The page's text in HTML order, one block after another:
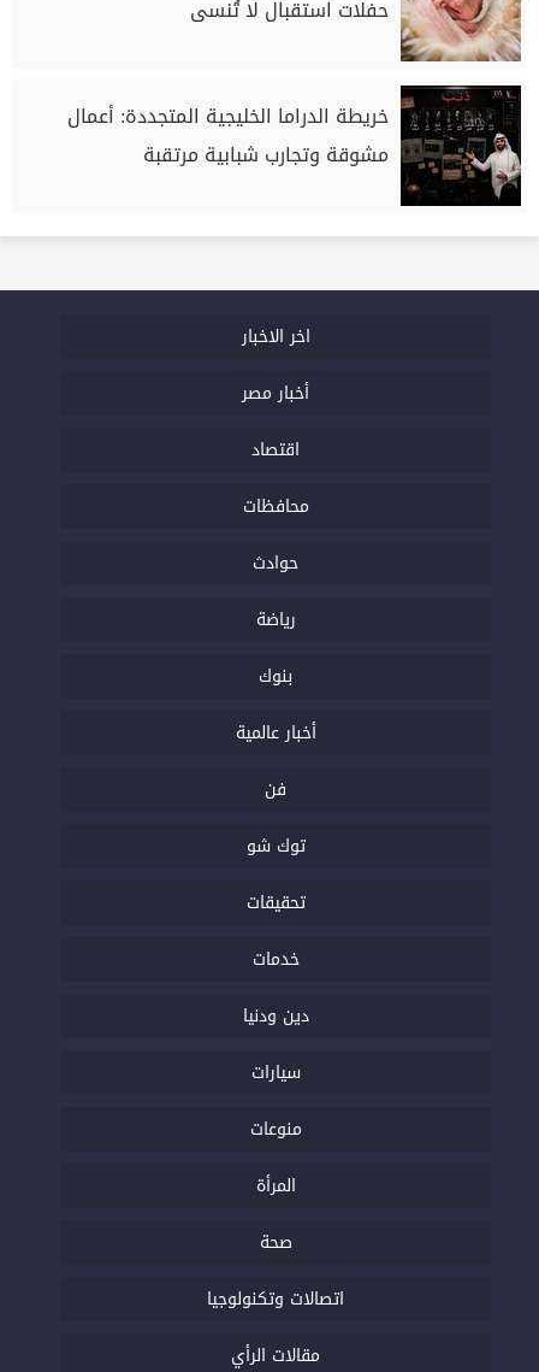
حفلات استقبال لا تُنسى
خريطة الدراما الخليجية المتجددة: أعمال
مشوقة وتجارب شبابية مرتقبة
اخر الاخبار
أخبار مصر
اقتصاد
محافظات
حوادث
رياضة
بنوك
أخبار عالمية
فن
توك شو
تحقيقات
خدمات
دين ودنيا
سيارات
منوعات
المرأة
صحة
اتصالات وتكنولوجيا
مقالات الرأي